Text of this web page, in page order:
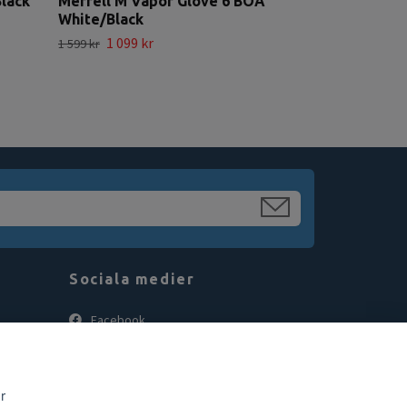
White/Black
1 599 kr 1 099 kr
Sociala medier
Facebook